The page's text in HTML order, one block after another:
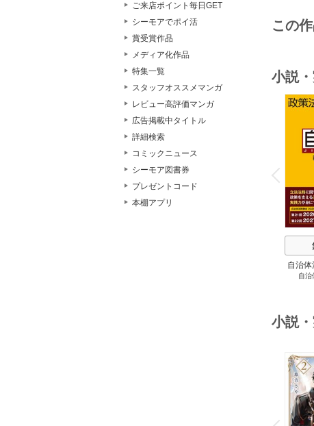
ご来店ポイント毎日GET
シーモアでポイ活
賞受賞作品
メディア化作品
特集一覧
スタッフオススメマンガ
レビュー高評価マンガ
広告掲載中タイトル
詳細検索
コミックニュース
シーモア図書券
プレゼントコード
本棚アプリ
この
小説
P
r
e
i
o
u
s
自治
スト
自治
小説
v
o
s